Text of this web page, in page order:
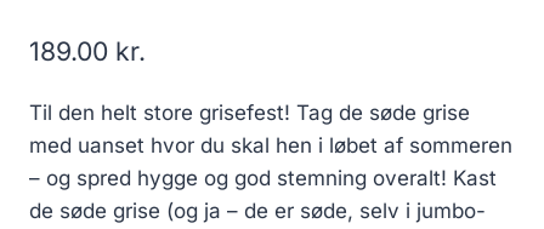
189.00 kr.
Til den helt store grisefest! Tag de søde grise
med uanset hvor du skal hen i løbet af sommeren
– og spred hygge og god stemning overalt! Kast
de søde grise (og ja – de er søde, selv i jumbo-